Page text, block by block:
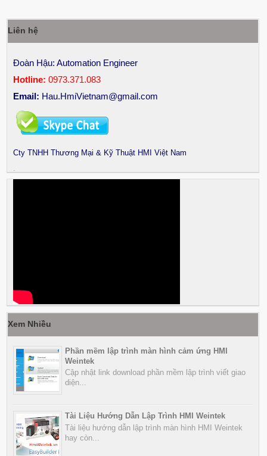
Liên hệ
Đoàn Hậu: Automation Engineer
Hotline: 0973.371.083
Email: Hau.HmiVietnam@gmail.com
Cty TNHH Thương Mại & Kỹ Thuật HMI Việt Nam
.
Xem Nhiều
Phần mềm lập trình màn hình cảm ứng HMI
Weintek
Cập nhật link download phần mềm lập trình viết giao
diện...
Tài Liệu Hướng Dẫn Lập Trình HMI Weintek
Tài liệu hướng dẫn lập trình màn hình HMI Weintek
hay còn...